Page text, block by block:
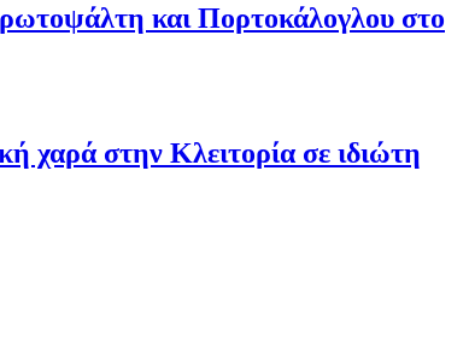
και Πορτοκάλογλου στο
χαρά στην Κλειτορία σε ιδιώτη